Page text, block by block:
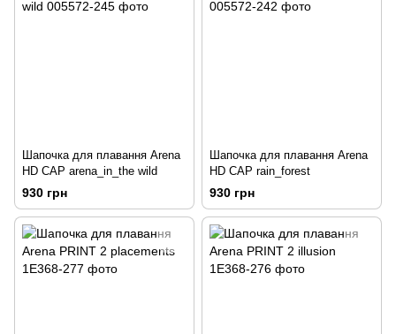
Шапочка для плавання Arena
HD CAP arena_in_the wild
930 грн
Шапочка для плавання Arena
HD CAP rain_forest
930 грн